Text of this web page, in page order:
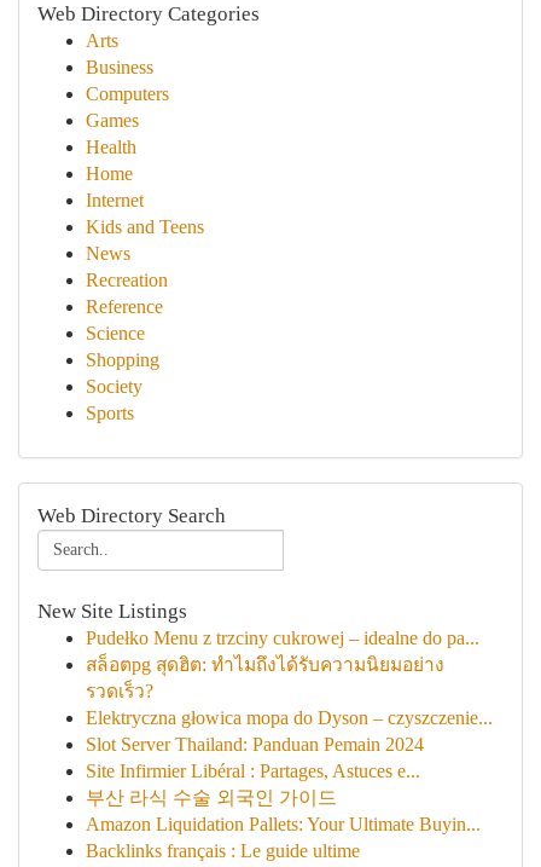
Web Directory Categories
Arts
Business
Computers
Games
Health
Home
Internet
Kids and Teens
News
Recreation
Reference
Science
Shopping
Society
Sports
Web Directory Search
New Site Listings
Pudełko Menu z trzciny cukrowej – idealne do pa...
สล็อตpg สุดฮิต: ทำไมถึงได้รับความนิยมอย่าง
รวดเร็ว?
Elektryczna głowica mopa do Dyson – czyszczenie...
Slot Server Thailand: Panduan Pemain 2024
Site Infirmier Libéral : Partages, Astuces e...
부산 라식 수술 외국인 가이드
Amazon Liquidation Pallets: Your Ultimate Buyin...
Backlinks français : Le guide ultime